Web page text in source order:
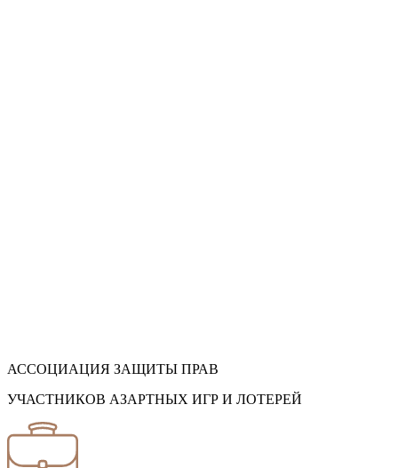
АССОЦИАЦИЯ ЗАЩИТЫ ПРАВ
УЧАСТНИКОВ АЗАРТНЫХ ИГР И ЛОТЕРЕЙ